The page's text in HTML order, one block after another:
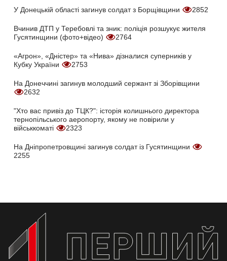
У Донецькій області загинув солдат з Борщівщини 2852
Вчинив ДТП у Теребовлі та зник: поліція розшукує жителя
Гусятинщини (фото+відео)
2764
«Агрон», «Дністер» та «Нива» дізналися суперників у
Кубку України
2753
На Донеччині загинув молодший сержант зі Зборівщини
2632
"Хто вас привіз до ТЦК?": історія колишнього директора
тернопільського аеропорту, якому не повірили у
військкоматі
2323
На Дніпропетровщині загинув солдат із Гусятинщини
2255